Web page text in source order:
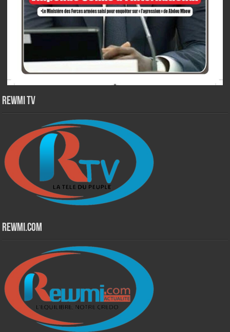
Rewmi TV
Rewmi.Com